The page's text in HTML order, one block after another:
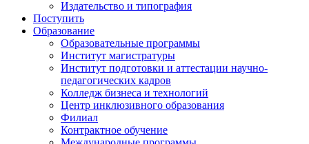
Издательство и типография
Поступить
Образование
Образовательные программы
Институт магистратуры
Институт подготовки и аттестации научно-
педагогических кадров
Колледж бизнеса и технологий
Центр инклюзивного образования
Филиал
Контрактное обучение